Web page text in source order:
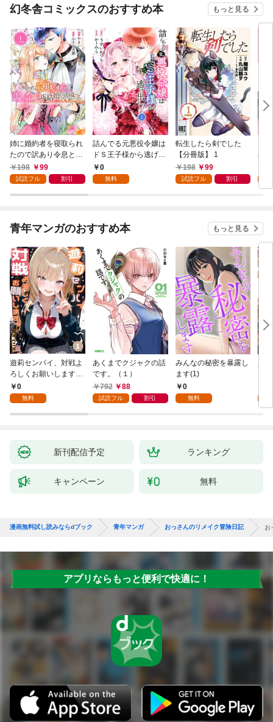
幻冬舎コミックスのおすすめ本 もっと見る
姉に婚約者を寝取られ
たので訳あり令息と結
婚して辺境へと向かい
ます ～苦労の先に待っ
溺愛と幸せでした～
198 99
試読フル 割引
詰んでる元悪役令嬢は
ドＳ王子様から逃げ出
したい 【分冊版】 1
0
無料
転生したら剣でした
【分冊版】 1
198
99
試読フル 割引
元
隷
い
青年マンガのおすすめ本 もっと見る
遊莉センパイ、対戦よ
ろしくお願いします。
1 0
無料
あくまでクジャクの話
です。（１）
792
88
試読フル 割引
みんなの秘密を暴露し
ます(1)
0
無料
異
新刊配信予定 ランキング
キャンペーン 無料
漫画無料試し読みならdブック 青年マンガ おっさんのリメイク冒険日記 お
アプリならもっと便利で快適に！